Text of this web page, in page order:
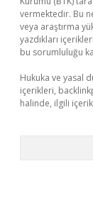
vermektedir. Bu
veya araştırma
yazdıkları
bu sorumluluğu
Hukuka ve yasal
içerikleri,
halinde, ilgili